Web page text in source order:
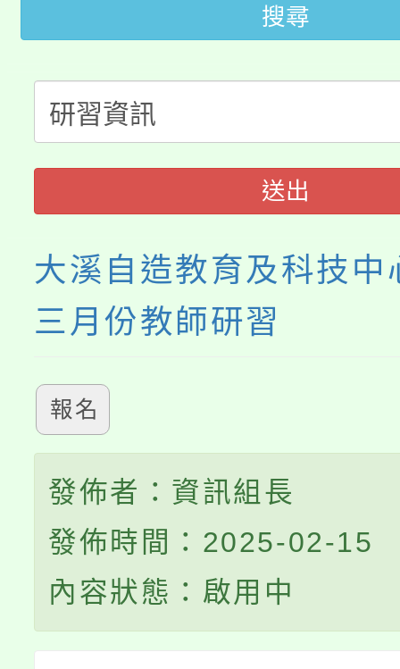
桃園市115學年度學生
生本土語及新住民語歌
代理(課)教師甄選結果(
公告本校115學年度第
代理(課)教師甄選結果(
《TA101》溝通分析基
程，歡迎學生輔導中心
心理、諮商輔導、社會
搜尋
送出
大溪自造教育及科技
三月份教師研習
報名
發佈者：資訊組長
發佈時間：2025-02-15
內容狀態：啟用中